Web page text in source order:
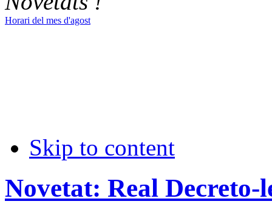
Horari del mes d'agost
Skip to content
Novetat: Real Decreto-